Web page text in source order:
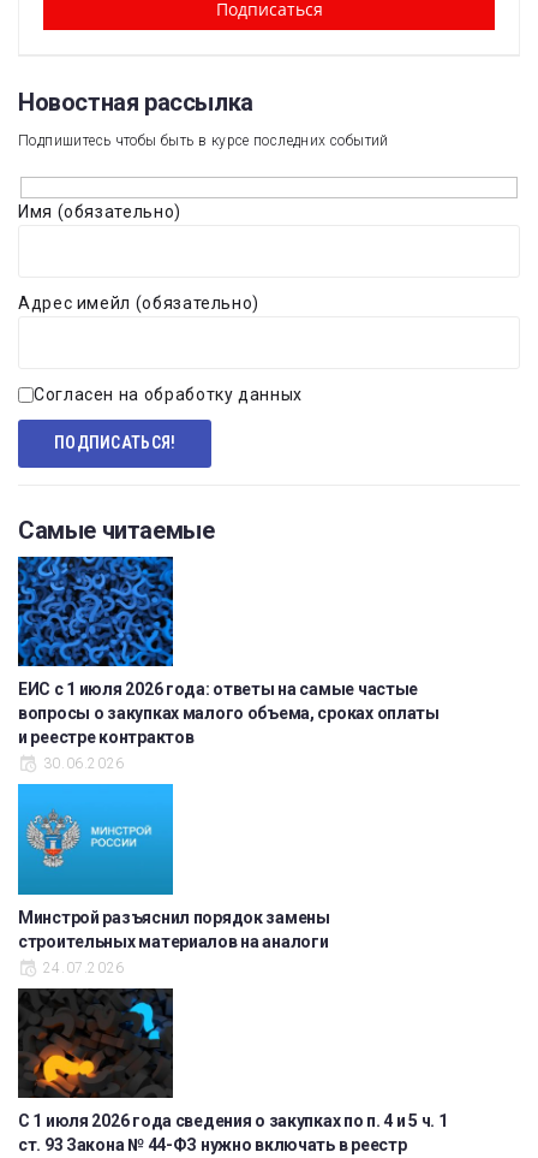
Новостная рассылка​
Подпишитесь чтобы быть в курсе последних событий
Имя (обязательно)
Адрес имейл (обязательно)
Согласен на обработку данных
Самые читаемые
ЕИС с 1 июля 2026 года: ответы на самые частые
вопросы о закупках малого объема, сроках оплаты
и реестре контрактов
30.06.2026
Минстрой разъяснил порядок замены
строительных материалов на аналоги
24.07.2026
С 1 июля 2026 года сведения о закупках по п. 4 и 5 ч. 1
ст. 93 Закона № 44-ФЗ нужно включать в реестр